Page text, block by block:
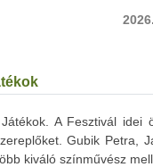
A Fesztivál idei
Gubik Petra,
kiváló színművész